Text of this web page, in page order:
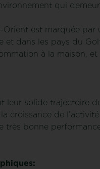
qui
est marquée
dans les pays du
à la maison,
leur solide trajectoire
croissance de
très bonne